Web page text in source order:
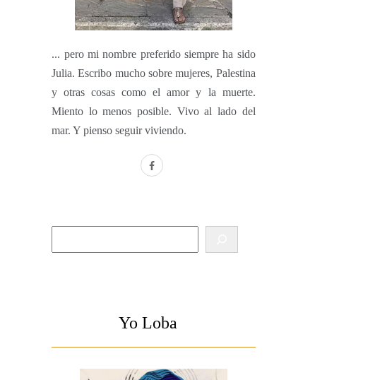
... pero mi nombre preferido siempre ha sido
Julia. Escribo mucho sobre mujeres, Palestina
y otras cosas como el amor y la muerte.
Miento lo menos posible. Vivo al lado del
mar. Y pienso seguir viviendo.
facebook
Yo Loba